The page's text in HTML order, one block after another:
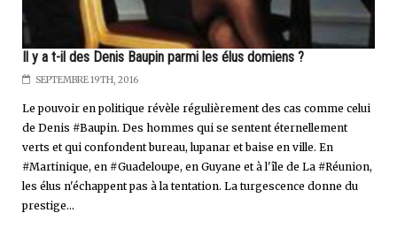
Il y a t-il des Denis Baupin parmi les élus domiens ?
SEPTEMBRE 19TH, 2016
Le pouvoir en politique révèle régulièrement des cas comme celui
de Denis #Baupin. Des hommes qui se sentent éternellement
verts et qui confondent bureau, lupanar et baise en ville. En
#Martinique, en #Guadeloupe, en Guyane et à l'île de La #Réunion,
les élus n'échappent pas à la tentation. La turgescence donne du
prestige...